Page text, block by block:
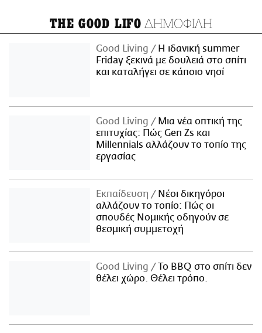
THE GOOD LIFO ΔΗΜΟΦΙΛΗ
Good Living
Η ιδανική summer
Friday ξεκινά με δουλειά στο σπίτι
και καταλήγει σε κάποιο νησί
Good Living
Μια νέα οπτική της
επιτυχίας: Πώς Gen Zs και
Millennials αλλάζουν το τοπίο της
εργασίας
Εκπαίδευση
Νέοι δικηγόροι
αλλάζουν το τοπίο: Πώς οι
σπουδές Νομικής οδηγούν σε
θεσμική συμμετοχή
Good Living
Το BBQ στο σπίτι δεν
θέλει χώρο. Θέλει τρόπο.